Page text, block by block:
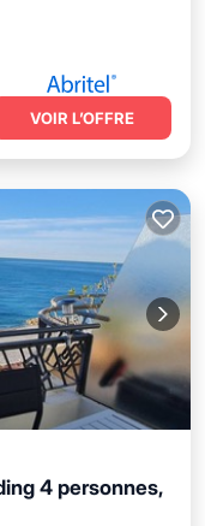
VOIR L’OFFRE
4 personnes,